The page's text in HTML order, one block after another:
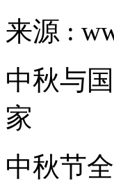
来源 :
中秋与
家
中秋节